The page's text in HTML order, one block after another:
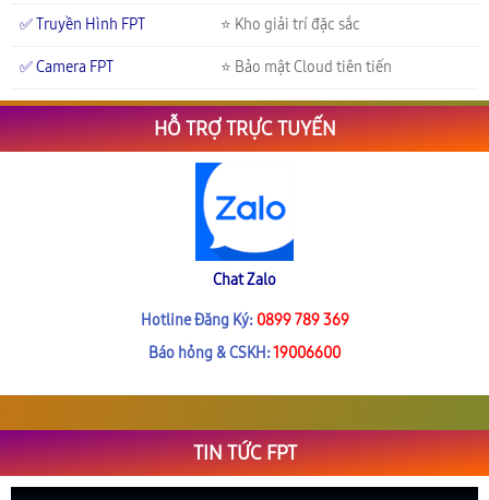
✅ Truyền Hình FPT ⭐ Kho giải trí đặc sắc
✅ Camera FPT ⭐ Bảo mật Cloud tiên tiến
HỖ TRỢ TRỰC TUYẾN
Chat Zalo
Hotline Đăng Ký: 0899 789 369
Báo hỏng & CSKH:19006600
TIN TỨC FPT